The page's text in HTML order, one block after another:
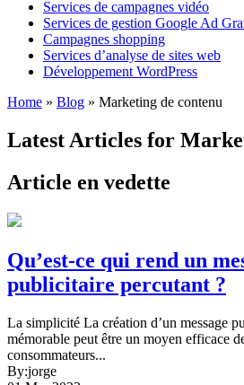
Services de campagnes vidéo
Services de gestion Google Ad
Campagnes shopping
Services d’analyse de sites web
Développement WordPress
Home » Blog » Marketing de contenu
Latest Articles for
Article en vedette
Qu’est-ce qui rend un
publicitaire percutant ?
La simplicité La création d’un message
mémorable peut être un moyen efficace
consommateurs...
By:jorge